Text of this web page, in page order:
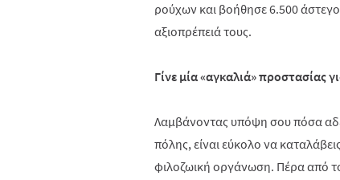
ρούχων και βοήθησε 6.500
αξιοπρέπειά τους.
Γίνε μία «αγκαλιά» προστασίας
Λαμβάνοντας υπόψη σου πόσα
πόλης, είναι εύκολο να
φιλοζωική οργάνωση. Πέρα από